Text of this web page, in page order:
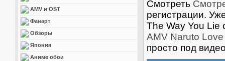
AMV и OST
Фанарт
Обзоры
Япония
Аниме обои
Смотреть
регистрации.
The Way You Lie
AMV Naruto
просто под